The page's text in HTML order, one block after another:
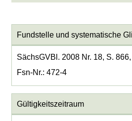
Fundstelle und systematische
SächsGVBl. 2008 Nr. 18, S.
Fsn-Nr.: 472-4
Gültigkeitszeitraum